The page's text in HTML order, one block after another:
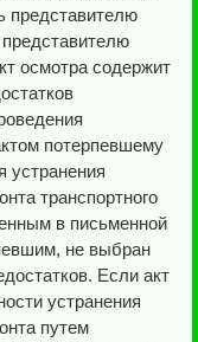
представителю
осмотра содержит
потерпевшему
устранения
транспортного
в письменной
не выбран
Если акт
устранения
путем